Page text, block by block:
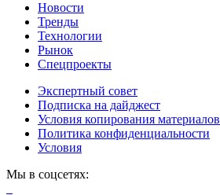
Новости
Тренды
Технологии
Рынок
Спецпроекты
Экспертный совет
Подписка на дайджест
Условия копирования материалов
Политика конфиденциальности
Условия
Мы в соцсетях: